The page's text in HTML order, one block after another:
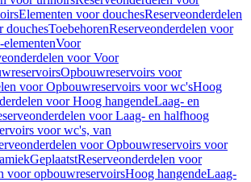
Elementen voor douchesReserveonderdelen
douchesToebehorenReserveonderdelen voor
Voor
voor Voor
Opbouwreservoirs voor
voor Opbouwreservoirs voor wc'sHoog
voor Hoog hangendeLaag- en
voor Laag- en halfhoog
voor wc's, van
voor Opbouwreservoirs voor
GeplaatstReserveonderdelen voor
voor opbouwreservoirsHoog hangendeLaag-